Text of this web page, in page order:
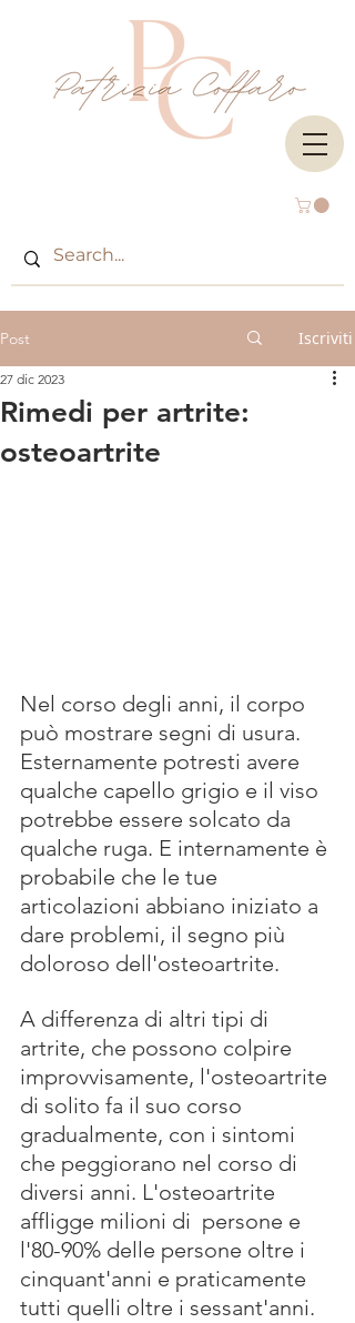
Post Iscriviti
Rimedi per artrite:
osteoartrite
27 dic 2023
Nel corso degli anni, il corpo
può mostrare segni di usura.
Esternamente potresti avere
qualche capello grigio e il viso
potrebbe essere solcato da
qualche ruga. E internamente è
probabile che le tue
articolazioni abbiano iniziato a
dare problemi, il segno più
doloroso dell'osteoartrite.
A differenza di altri tipi di
artrite, che possono colpire
improvvisamente, l'osteoartrite
di solito fa il suo corso
gradualmente, con i sintomi
che peggiorano nel corso di
diversi anni. L'osteoartrite
affligge milioni di  persone e
l'80-90% delle persone oltre i
cinquant'anni e praticamente
tutti quelli oltre i sessant'anni.